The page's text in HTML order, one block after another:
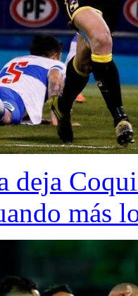
deja
más